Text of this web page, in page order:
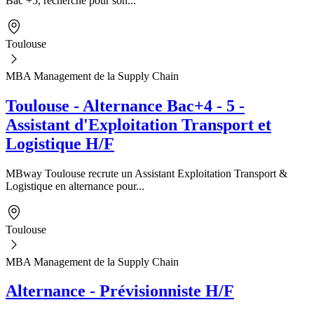
Toulouse
MBA Management de la Supply Chain
Toulouse - Alternance Bac+4 - 5 -
Assistant d'Exploitation Transport et
Logistique H/F
MBway Toulouse recrute un Assistant Exploitation Transport &
Logistique en alternance pour...
Toulouse
MBA Management de la Supply Chain
Alternance - Prévisionniste H/F